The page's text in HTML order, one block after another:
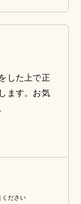
した上で正
ます。お気
ださい